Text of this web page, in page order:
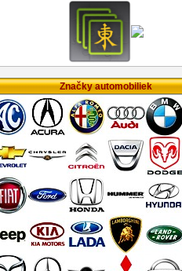
Značky automobiliek